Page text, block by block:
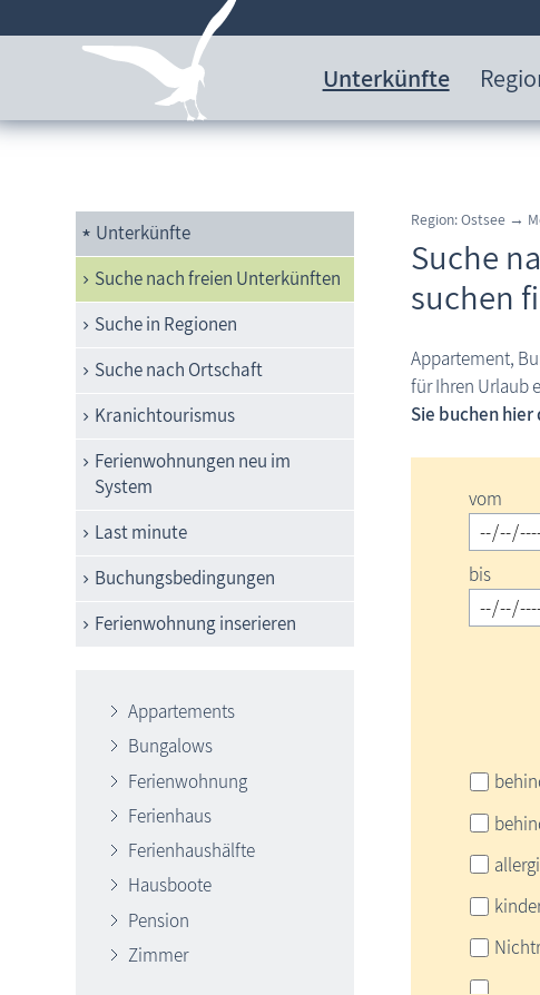
Unterkünfte
Unterkünfte
Suche nach freien Unterkünften
Suche in Regionen
Suche nach Ortschaft
Kranichtourismus
Ferienwohnungen neu im
System
Last minute
Buchungsbedingungen
Ferienwohnung inserieren
Appartements
Bungalows
Ferienwohnung
Ferienhaus
Ferienhaushälfte
Hausboote
Pension
Zimmer
Region: Ostsee →
Suche
suchen
Appartement,
für Ihren Urlaub
Sie buchen
vom
bis